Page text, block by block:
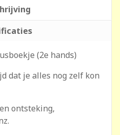
(2e hands)
dat je alles nog zelf kon
ontsteking,